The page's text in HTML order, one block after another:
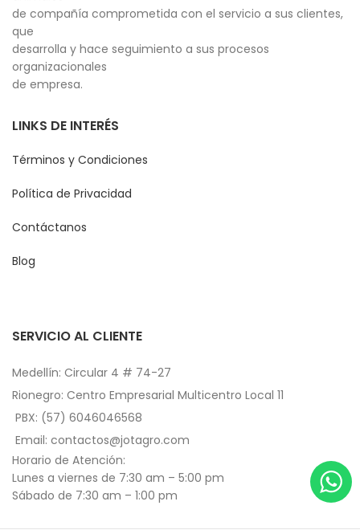
de compañía comprometida con el servicio a sus clientes,
que
desarrolla y hace seguimiento a sus procesos
organizacionales
de empresa.
LINKS DE INTERÉS
Términos y Condiciones
Política de Privacidad
Contáctanos
Blog
SERVICIO AL CLIENTE
Medellín: Circular 4 # 74-27
Rionegro: Centro Empresarial Multicentro Local 11
PBX: (57) 6046046568
Email: contactos@jotagro.com
Horario de Atención:
Lunes a viernes de 7:30 am – 5:00 pm
Sábado de 7:30 am – 1:00 pm